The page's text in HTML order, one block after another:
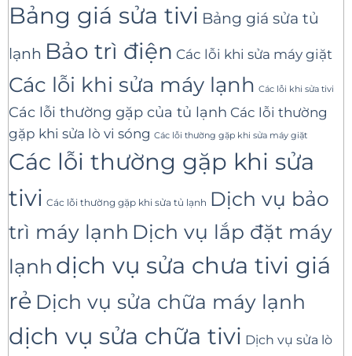
Bảng giá sửa tivi Bảng giá sửa tủ
lạnh Bảo trì điện Các lỗi khi sửa máy giặt
Các lỗi khi sửa máy lạnh Các lỗi khi sửa tivi
Các lỗi thường gặp của tủ lạnh Các lỗi thường
gặp khi sửa lò vi sóng Các lỗi thường gặp khi sửa máy giặt
Các lỗi thường gặp khi sửa
tivi Các lỗi thường gặp khi sửa tủ lạnh Dịch vụ bảo
trì máy lạnh Dịch vụ lắp đặt máy
lạnh dịch vụ sửa chưa tivi giá
rẻ Dịch vụ sửa chữa máy lạnh
dịch vụ sửa chữa tivi Dịch vụ sửa lò